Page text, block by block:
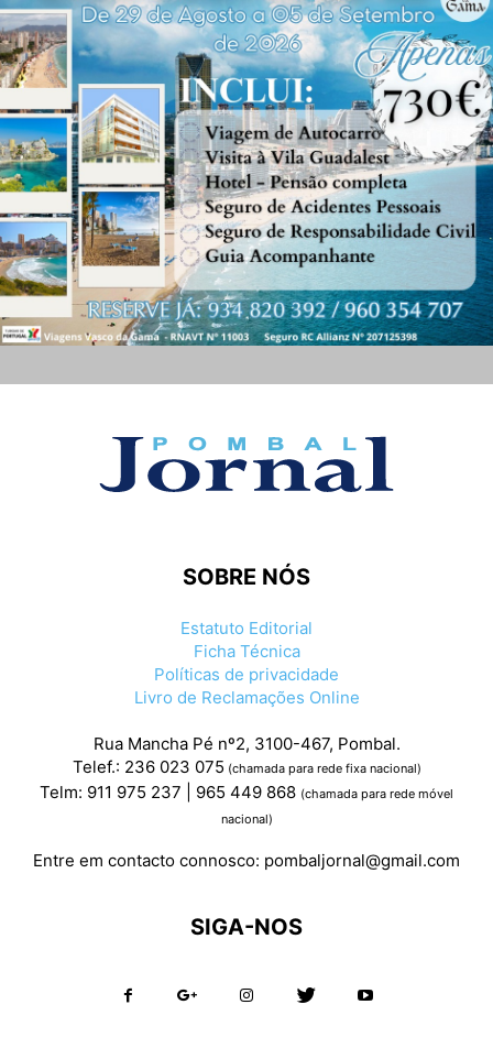
SOBRE NÓS
Estatuto Editorial
Ficha Técnica
Políticas de privacidade
Livro de Reclamações Online
Rua Mancha Pé nº2, 3100-467, Pombal.
Telef.: 236 023 075 (chamada para rede fixa nacional)
Telm: 911 975 237 | 965 449 868 (chamada para rede móvel
nacional)
Entre em contacto connosco: pombaljornal@gmail.com
SIGA-NOS